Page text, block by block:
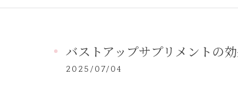
バストアップサプリメントの
2025/07/04